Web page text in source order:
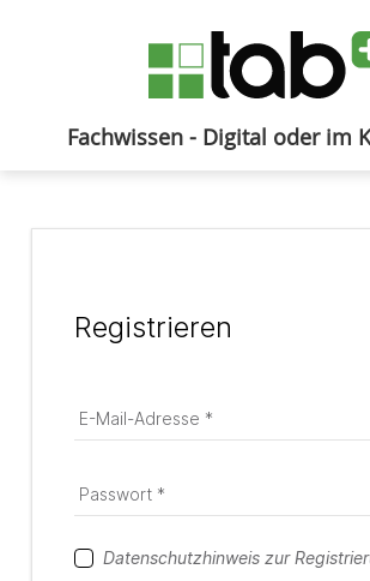
Fachwissen - Digital oder im